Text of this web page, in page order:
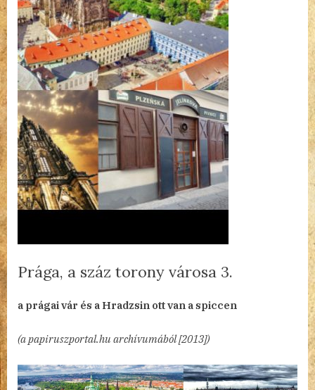
Prága, a száz torony városa 3.
on
Prága,
száz
városa
a prágai vár és a Hradzsin ott van a spiccen
(a papiruszportal.hu archívumából [2013])